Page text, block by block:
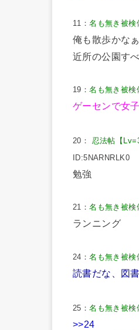
11：名も無き被検
俺も散歩かなぁ
近所の公園す
19：名も無き被検
ゲーセンで女
20： 忍法帖【
ID:5NARNRLK0
勉強
21：名も無き被検
ランニング
24：名も無き被検
読書だな、図
25：名も無き被検
>>24